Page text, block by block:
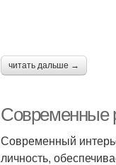
читать дальше →
Современные
Современный
личность,